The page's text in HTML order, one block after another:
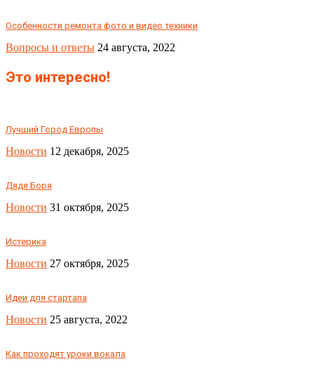
Особенности ремонта фото и видео техники
Вопросы и ответы 24 августа, 2022
Это интересно!
Лучший Город Европы
Новости 12 декабря, 2025
Дядя Боря
Новости 31 октября, 2025
Истерика
Новости 27 октября, 2025
Идеи для стартапа
Новости 25 августа, 2022
Как проходят уроки вокала